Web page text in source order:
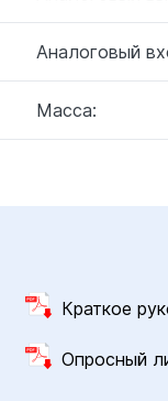
Аналоговый
Масса:
Краткое
Опросный